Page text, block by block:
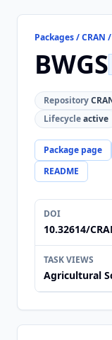
Packages / CRAN /
BWGS
Repository
Lifecycleactive
Package page
README
DOI
10.32614/
TASK VIEWS
Agricultural